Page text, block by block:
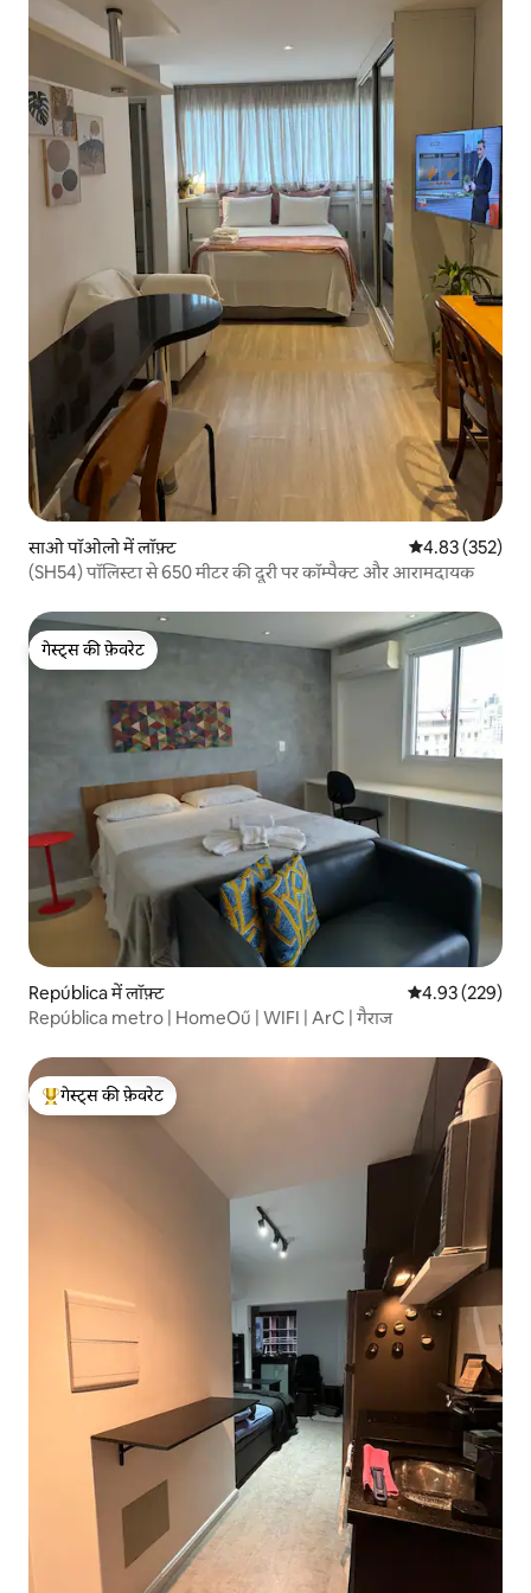
साओ पॉओलो में लॉफ़्ट औसत रेटिंग 5 में से
4.83 (352)
(SH54) पॉलिस्टा से 650 मीटर की दूरी पर कॉम्पैक्ट और आरामदायक
गेस्ट्स की फ़ेवरेट
गेस्ट्स की फ़ेवरेट
República में लॉफ़्ट औसत रेटिंग 5 में से
4.93 (229)
República metro | HomeOű | WIFI | ArC | गैराज
गेस्ट्स का टॉप फ़ेवरेट
गेस्ट्स की फ़ेवरेट